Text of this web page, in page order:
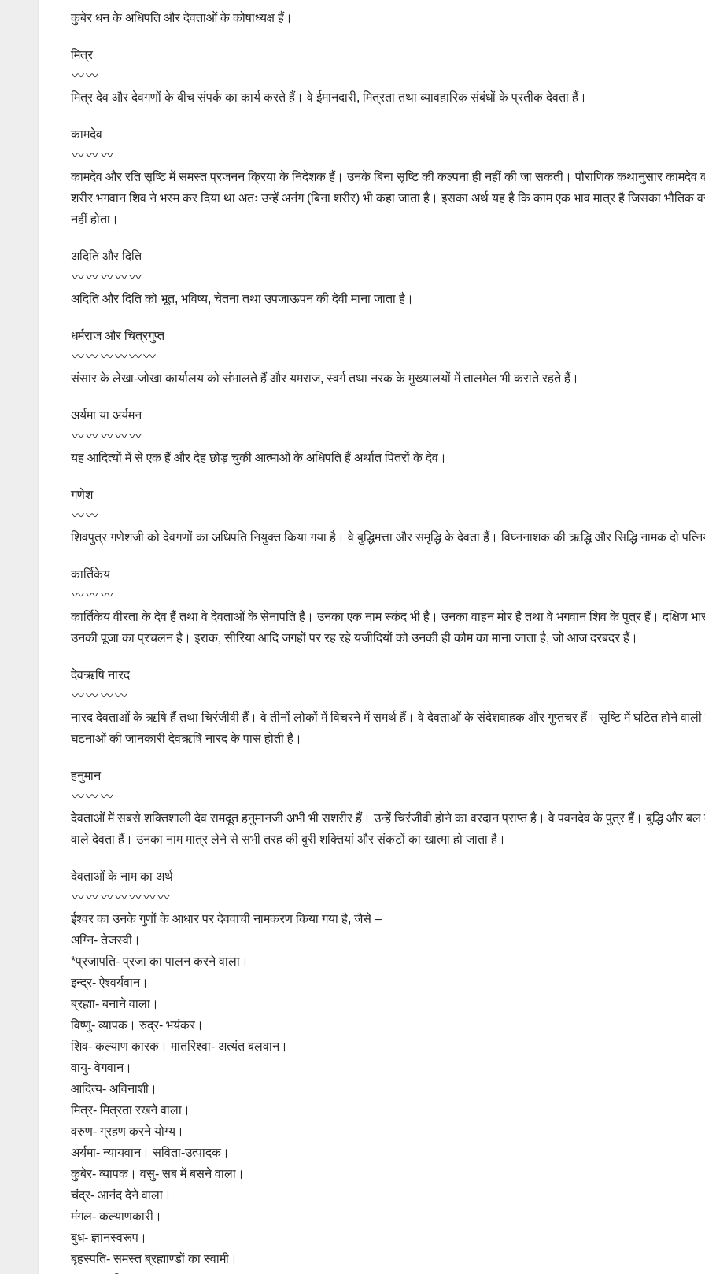
कुबेर धन के अधिपति और देवताओं के कोषाध्यक्ष हैं।
मित्र
मित्र देव और देवगणों के बीच संपर्क का कार्य करते हैं। वे ईमानदारी, मित्रता तथा व्यावहारिक संबंधों के प्रतीक देवता हैं।
कामदेव
कामदेव और रति सृष्टि में समस्त प्रजनन क्रिया के निदेशक हैं। उनके बिना सृष्टि की कल्पना ही नहीं की जा सकती। पौराणिक कथानुसार कामदेव
शरीर भगवान शिव ने भस्म कर दिया था अतः उन्हें अनंग (बिना शरीर) भी कहा जाता है। इसका अर्थ यह है कि काम एक भाव मात्र है जिसका भौतिक
नहीं होता।
अदिति और दिति
अदिति और दिति को भूत, भविष्य, चेतना तथा उपजाऊपन की देवी माना जाता है।
धर्मराज और चित्रगुप्त
संसार के लेखा-जोखा कार्यालय को संभालते हैं और यमराज, स्वर्ग तथा नरक के मुख्यालयों में तालमेल भी कराते रहते हैं।
अर्यमा या अर्यमन
यह आदित्यों में से एक हैं और देह छोड़ चुकी आत्माओं के अधिपति हैं अर्थात पितरों के देव।
गणेश
शिवपुत्र गणेशजी को देवगणों का अधिपति नियुक्त किया गया है। वे बुद्धिमत्ता और समृद्धि के देवता हैं। विघ्ननाशक की ऋद्धि और सिद्धि नामक दो
कार्तिकेय
कार्तिकेय वीरता के देव हैं तथा वे देवताओं के सेनापति हैं। उनका एक नाम स्कंद भी है। उनका वाहन मोर है तथा वे भगवान शिव के पुत्र हैं। दक्षिण
उनकी पूजा का प्रचलन है। इराक, सीरिया आदि जगहों पर रह रहे यजीदियों को उनकी ही कौम का माना जाता है, जो आज दरबदर हैं।
देवऋषि नारद
नारद देवताओं के ऋषि हैं तथा चिरंजीवी हैं। वे तीनों लोकों में विचरने में समर्थ हैं। वे देवताओं के संदेशवाहक और गुप्तचर हैं। सृष्टि में घटित होने वाली
घटनाओं की जानकारी देवऋषि नारद के पास होती है।
हनुमान
देवताओं में सबसे शक्तिशाली देव रामदूत हनुमानजी अभी भी सशरीर हैं। उन्हें चिरंजीवी होने का वरदान प्राप्त है। वे पवनदेव के पुत्र हैं। बुद्धि और बल
वाले देवता हैं। उनका नाम मात्र लेने से सभी तरह की बुरी शक्तियां और संकटों का खात्मा हो जाता है।
देवताओं के नाम का अर्थ
ईश्वर का उनके गुणों के आधार पर देववाची नामकरण किया गया है, जैसे –
अग्नि- तेजस्वी।
*प्रजापति- प्रजा का पालन करने वाला।
इन्द्र- ऐश्वर्यवान।
ब्रह्मा- बनाने वाला।
विष्णु- व्यापक। रुद्र- भयंकर।
शिव- कल्याण कारक। मातरिश्वा- अत्यंत बलवान।
वायु- वेगवान।
आदित्य- अविनाशी।
मित्र- मित्रता रखने वाला।
वरुण- ग्रहण करने योग्य।
अर्यमा- न्यायवान। सविता-उत्पादक।
कुबेर- व्यापक। वसु- सब में बसने वाला।
चंद्र- आनंद देने वाला।
मंगल- कल्याणकारी।
बुध- ज्ञानस्वरूप।
बृहस्पति- समस्त ब्रह्माण्डों का स्वामी।